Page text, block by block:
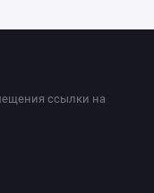
ссылки на